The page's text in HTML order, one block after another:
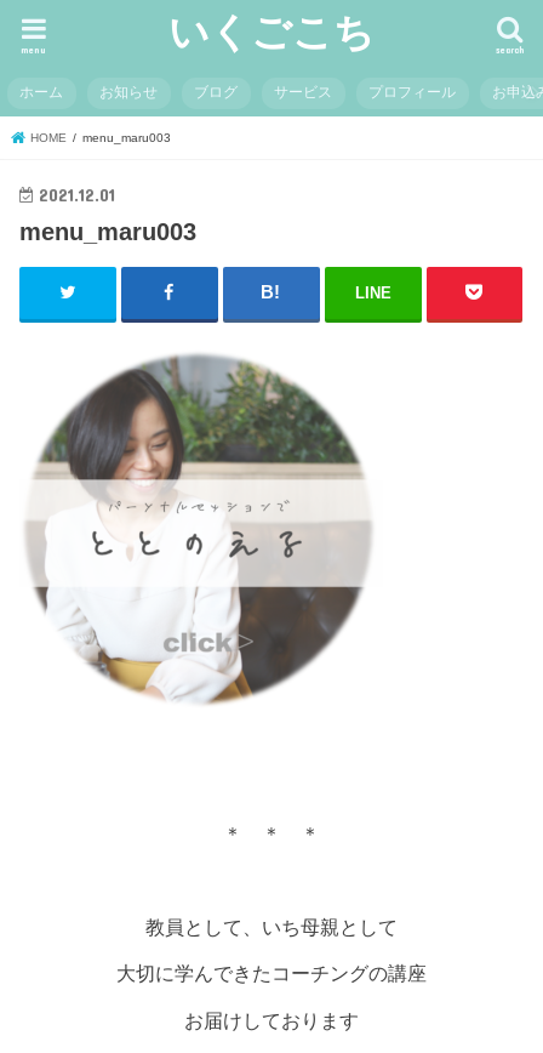
いくごこち search
menu
ホーム お知らせ ブログ サービス プロフィール お申込
HOME menu_maru003
2021.12.01
menu_maru003
LINE
＊ ＊ ＊
教員として、いち母親として
大切に学んできたコーチングの講座
お届けしております